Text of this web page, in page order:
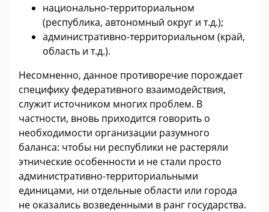
национально-территориальном
(республика, автономный округ и т.д.);
административно-территориальном (край,
область и т.д.).
Несомненно, данное противоречие порождает
специфику федеративного взаимодействия,
служит источником многих проблем. В
частности, вновь приходится говорить о
необходимости организации разумного
баланса: чтобы ни республики не растеряли
этнические особенности и не стали просто
административно-территориальными
единицами, ни отдельные области или города
не оказались возведенными в ранг государства.